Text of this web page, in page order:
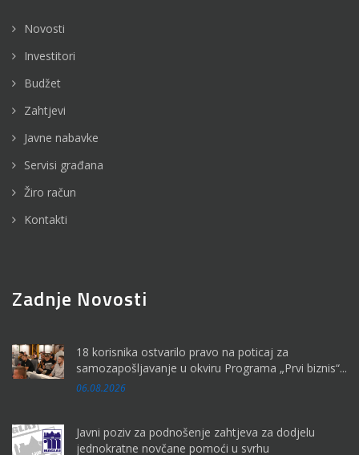
Novosti
Investitori
Budžet
Zahtjevi
Javne nabavke
Servisi građana
Žiro račun
Kontakti
Zadnje Novosti
18 korisnika ostvarilo pravo na poticaj za
samozapošljavanje u okviru Programa „Prvi biznis“...
06.08.2026
Javni poziv za podnošenje zahtjeva za dodjelu
jednokratne novčane pomoći u svrhu